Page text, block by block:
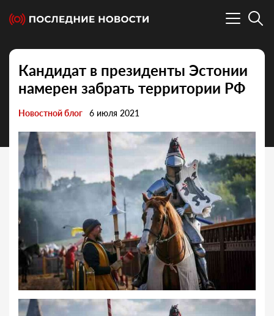
Кандидат в президенты Эстонии
намерен забрать территории РФ
Новостной блог 6 июля 2021